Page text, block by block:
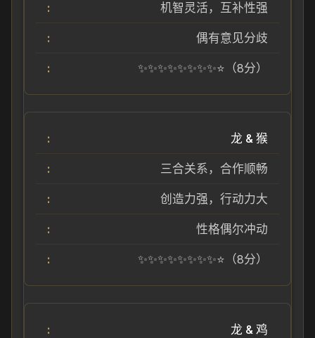
机智灵活，互补性强
偶有意见分歧
✨✨✨✨✨✨✨✨⭐（8分）
龙 & 猴
三合关系，合作顺畅
创造力强，行动力大
性格偶尔冲动
✨✨✨✨✨✨✨✨⭐（8分）
龙 & 鸡